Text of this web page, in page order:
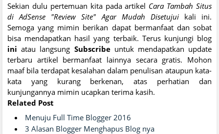
Sekian dulu pertemuan kita pada artikel Cara Tambah Situs
di AdSense "Review Site" Agar Mudah Disetujuikali ini.
Semoga yang mimin berikan dapat bermanfaat dan sobat
bisa mendapatkan hasil yang terbaik. Terus kunjungi blog
ini atau langsung Subscribeuntuk mendapatkan update
terbaru artikel bermanfaat lainnya secara gratis. Mohon
maaf bila terdapat kesalahan dalam penulisan ataupun kata-
kata yang kurang berkenan, atas perhatian dan
kunjungannya mimin ucapkan terima kasih.
Related Post
Menuju Full Time Blogger 2016
3 Alasan Blogger Menghapus Blog nya